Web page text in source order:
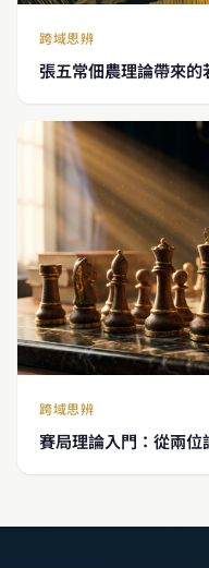
跨域思辨
張五常佃農理論帶來的
跨域思辨
賽局理論入門：從兩